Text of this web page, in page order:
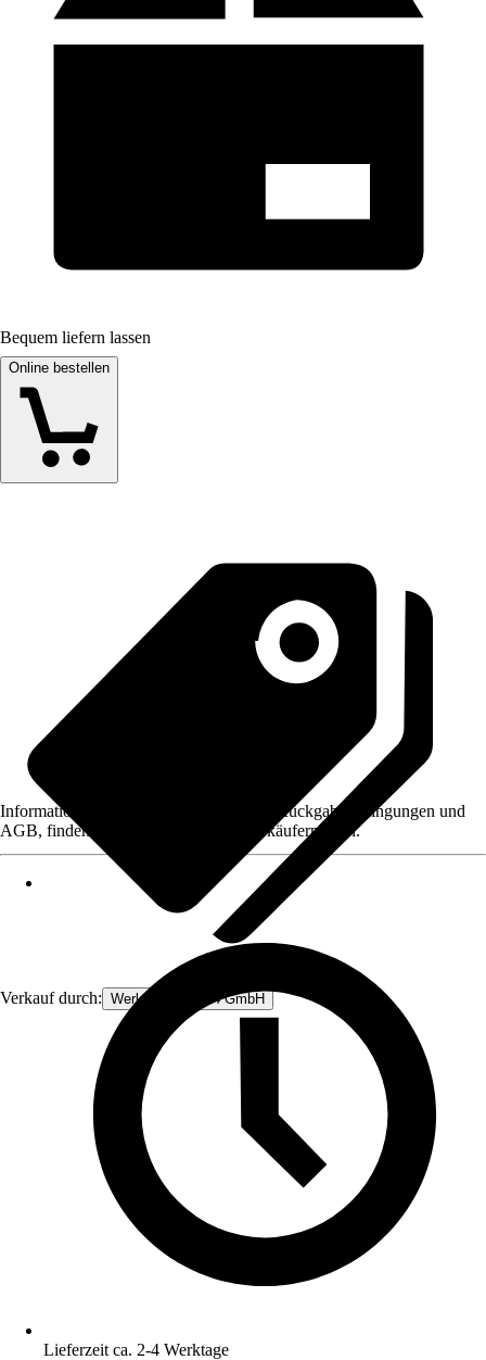
Bequem liefern lassen
Online bestellen
Verkauf durch: Werkzeugstore24 GmbH
Informationen des Verkäufers, wie z. B. Rückgabebedingungen und
AGB, finden Sie bei Klick auf den Verkäufernamen.
Lieferzeit ca. 2-4 Werktage